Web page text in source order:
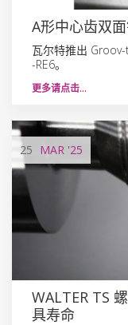
A形中心齿双
瓦尔特推出
-RE6。
更多请点击…
25 MAR '25
WALTER TS
具寿命